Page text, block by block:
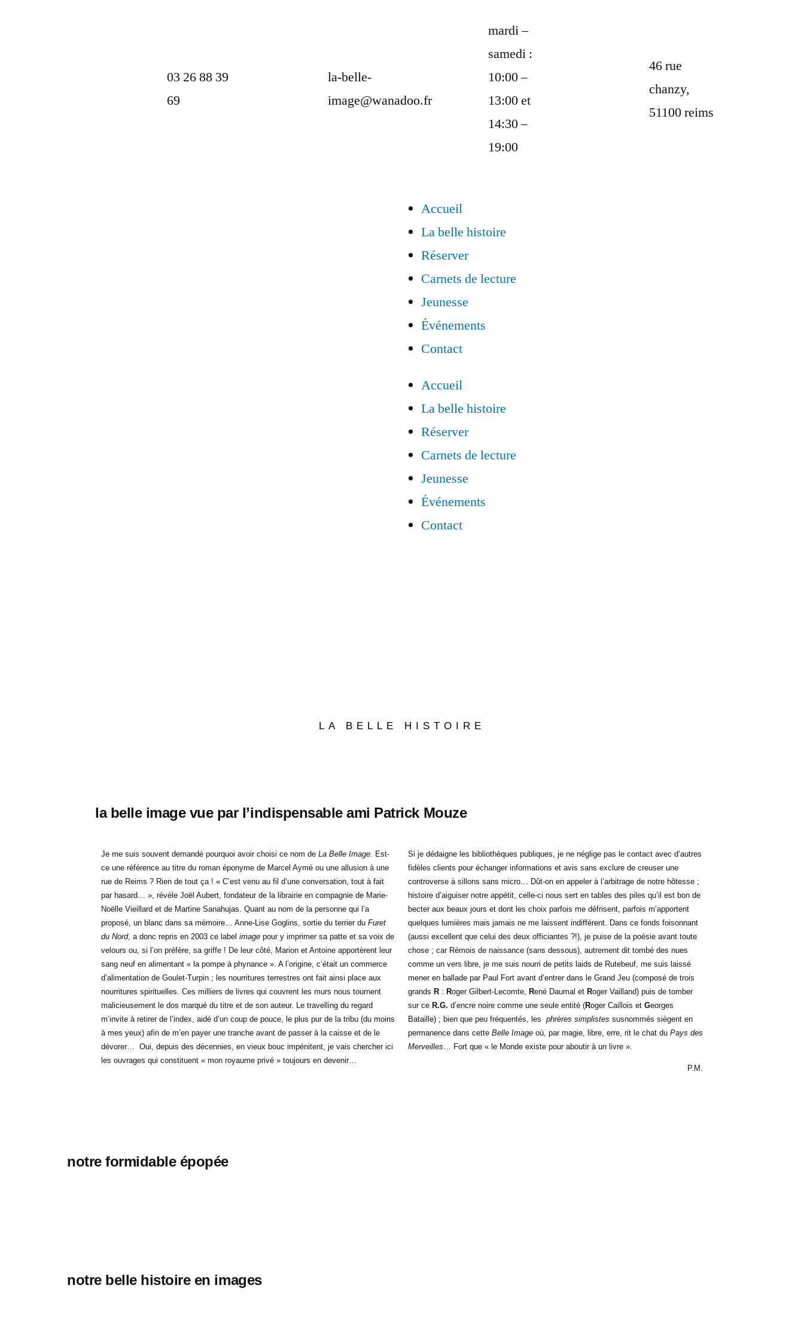
03 26 88 39
69
la-belle-
image@wanadoo.fr
mardi –
samedi :
10:00 –
13:00 et
14:30 –
19:00
46 rue
chanzy,
51100 reims
Accueil
La belle histoire
Réserver
Carnets de lecture
Jeunesse
Événements
Contact
Accueil
La belle histoire
Réserver
Carnets de lecture
Jeunesse
Événements
Contact
LA BELLE HISTOIRE
la belle image vue par l’indispensable ami Patrick Mouze
Je me suis souvent demandé pourquoi avoir choisi ce nom de La Belle Image. Est-
ce une référence au titre du roman éponyme de Marcel Aymé ou une allusion à une
rue de Reims ? Rien de tout ça ! « C’est venu au fil d’une conversation, tout à fait
par hasard… », révèle Joël Aubert, fondateur de la librairie en compagnie de Marie-
Noëlle Vieillard et de Martine Sanahujas. Quant au nom de la personne qui l’a
proposé, un blanc dans sa mémoire… Anne-Lise Goglins, sortie du terrier du Furet
du Nord, a donc repris en 2003 ce label image pour y imprimer sa patte et sa voix de
velours ou, si l’on préfère, sa griffe ! De leur côté, Marion et Antoine apportèrent leur
sang neuf en alimentant « la pompe à phynance ». A l’origine, c’était un commerce
d’alimentation de Goulet-Turpin ; les nourritures terrestres ont fait ainsi place aux
nourritures spirituelles. Ces milliers de livres qui couvrent les murs nous tournent
malicieusement le dos marqué du titre et de son auteur. Le travelling du regard
m’invite à retirer de l’index, aidé d’un coup de pouce, le plus pur de la tribu (du moins
à mes yeux) afin de m’en payer une tranche avant de passer à la caisse et de le
dévorer… Oui, depuis des décennies, en vieux bouc impénitent, je vais chercher ici
les ouvrages qui constituent « mon royaume privé » toujours en devenir…
Si je dédaigne les bibliothèques publiques, je ne néglige pas le contact avec d’autres
fidèles clients pour échanger informations et avis sans exclure de creuser une
controverse à sillons sans micro… Dût-on en appeler à l’arbitrage de notre hôtesse ;
histoire d’aiguiser notre appétit, celle-ci nous sert en tables des piles qu’il est bon de
becter aux beaux jours et dont les choix parfois me défrisent, parfois m’apportent
quelques lumières mais jamais ne me laissent indifférent. Dans ce fonds foisonnant
(aussi excellent que celui des deux officiantes ?!), je puise de la poésie avant toute
chose ; car Rémois de naissance (sans dessous), autrement dit tombé des nues
comme un vers libre, je me suis nourri de petits laids de Rutebeuf, me suis laissé
mener en ballade par Paul Fort avant d’entrer dans le Grand Jeu (composé de trois
grands R : Roger Gilbert-Lecomte, René Daumal et Roger Vailland) puis de tomber
sur ce R.G. d’encre noire comme une seule entité (Roger Caillois et Georges
Bataille) ; bien que peu fréquentés, les phrères simplistes susnommés siègent en
permanence dans cette Belle Image où, par magie, libre, erre, rit le chat du Pays des
Merveilles… Fort que « le Monde existe pour aboutir à un livre ».
P.M.
notre formidable épopée
notre belle histoire en images